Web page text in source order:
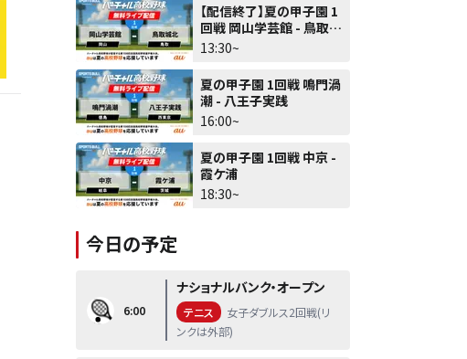
【配信終了】夏の甲子園 1
回戦 岡山学芸館 - 鳥取城
北
13:30~
夏の甲子園 1回戦 鳴門渦
潮 - 八王子実践
16:00~
夏の甲子園 1回戦 中京 -
霞ケ浦
18:30~
今日の予定
6:00
ナショナルバンク・オープン
テニス
女子ダブルス2回戦(リ
ンクは外部)